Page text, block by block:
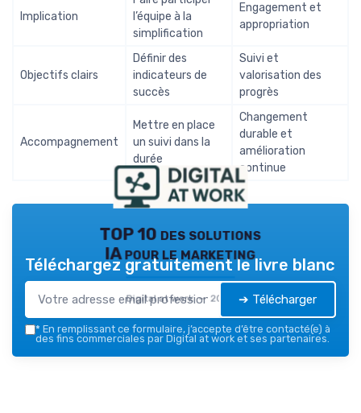
Implication
l’équipe à la
simplification
Engagement et
appropriation
Objectifs clairs
Définir des
indicateurs de
succès
Suivi et
valorisation des
progrès
Accompagnement
Mettre en place
un suivi dans la
durée
Changement
durable et
amélioration
continue
TOP 10 des solutions
IA pour le marketing
Digital at work — 2026
Téléchargez gratuitement le livre blanc
➔ Télécharger
* En remplissant ce formulaire, j’accepte d’être contacté(e) à
des fins commerciales par Digital at work et ses partenaires.